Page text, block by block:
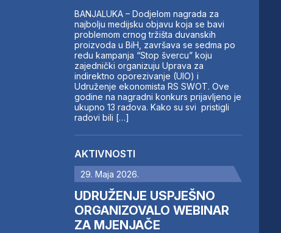
BANJALUKA – Dodjelom nagrada za
najbolju medijsku objavu koja se bavi
problemom crnog tržišta duvanskih
proizvoda u BiH, završava se sedma po
redu kampanja “Stop švercu” koju
zajednički organizuju Uprava za
indirektno oporezivanje (UIO) i
Udruženje ekonomista RS SWOT. Ove
godine na nagradni konkurs prijavljeno je
ukupno 13 radova. Kako su svi pristigli
radovi bili […]
AKTIVNOSTI
29. Maja 2026.
UDRUŽENJE USPJEŠNO
ORGANIZOVALO WEBINAR
ZA MJENJAČE